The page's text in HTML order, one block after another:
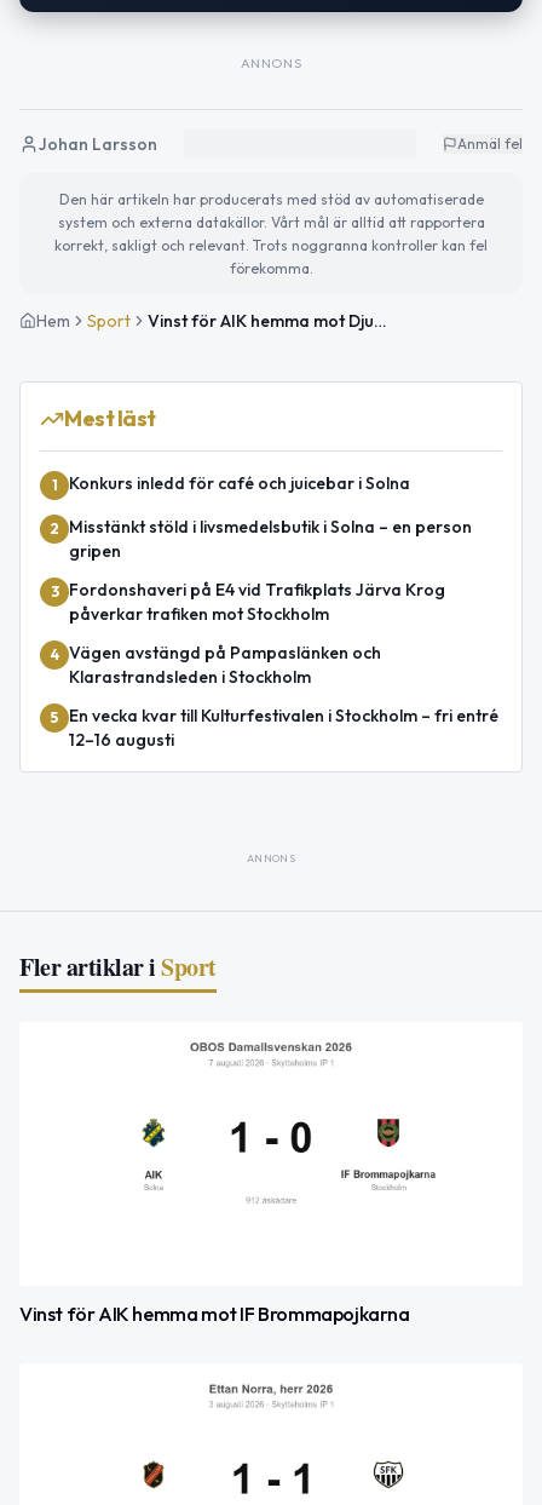
ANNONS
Johan Larsson Anmäl fel
Den här artikeln har producerats med stöd av automatiserade
system och externa datakällor. Vårt mål är alltid att rapportera
korrekt, sakligt och relevant. Trots noggranna kontroller kan fel
förekomma.
Hem Sport Vinst för AIK hemma mot Djurgården (3–0)
Mest läst
1 Konkurs inledd för café och juicebar i Solna
2
Misstänkt stöld i livsmedelsbutik i Solna – en person
gripen
3
Fordonshaveri på E4 vid Trafikplats Järva Krog
påverkar trafiken mot Stockholm
4 Vägen avstängd på Pampaslänken och
Klarastrandsleden i Stockholm
5
En vecka kvar till Kulturfestivalen i Stockholm – fri entré
12–16 augusti
ANNONS
Fler artiklar iSport
Vinst för AIK hemma mot IF Brommapojkarna